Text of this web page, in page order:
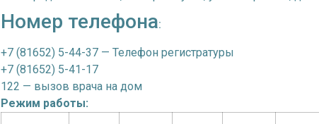
Номер телефона:
+7 (81652) 5-44-37 — Телефон регистратуры
+7 (81652) 5-41-17
122 — вызов врача на дом
Режим работы: